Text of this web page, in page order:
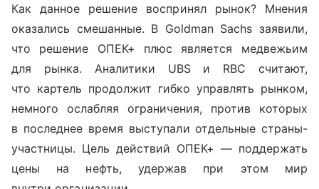
Как данное решение воспринял рынок? Мнения
оказались смешанные. В Goldman Sachs заявили,
что решение ОПЕК+ плюс является медвежьим
для рынка. Аналитики UBS и RBC считают,
что картель продолжит гибко управлять рынком,
немного ослабляя ограничения, против которых
в последнее время выступали отдельные страны-
участницы. Цель действий ОПЕК+ — поддержать
цены на нефть, удержав при этом мир